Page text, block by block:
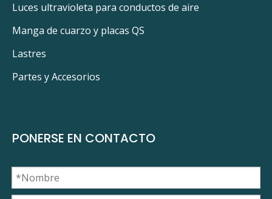
Luces ultravioleta para conductos de aire
Manga de cuarzo y placas QS
Lastres
Partes y Accesorios
PONERSE EN CONTACTO